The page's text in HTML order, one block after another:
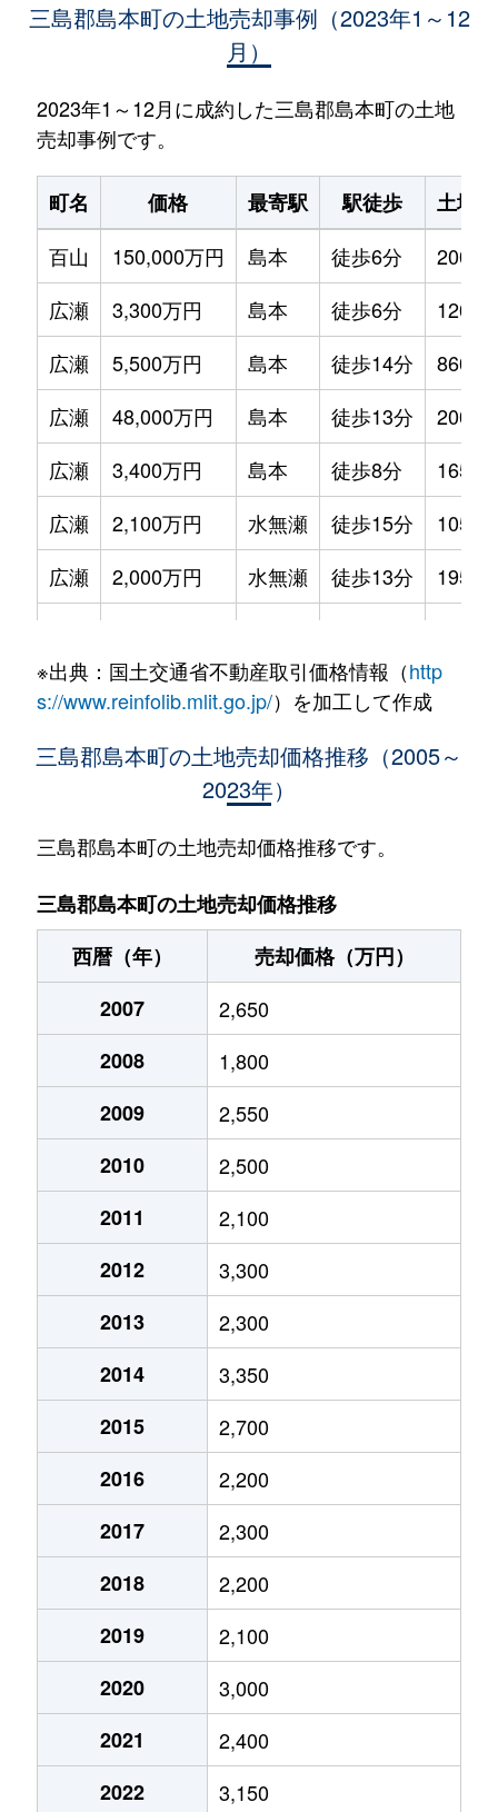
三島郡島本町の土地売却事例（2023年1～12
月）
2023年1～12月に成約した三島郡島本町の土地
売却事例です。
町名 価格 最寄駅 駅徒歩
土地
百山
150,000万円 島本 徒歩6分
広瀬
3,300万円 島本 徒歩6分
120m²
広瀬
5,500万円 島本 徒歩14分
860m²
広瀬
48,000万円 島本 徒歩13分
広瀬
3,400万円 島本 徒歩8分
165m²
広瀬
2,100万円 水無瀬 徒歩15分
105m²
広瀬
2,000万円 水無瀬 徒歩13分
195m²
広瀬
8,200万円 水無瀬 徒歩11分 530m²
※出典：国土交通省不動産取引価格情報（http
s://www.reinfolib.mlit.go.jp/）を加工して作成
三島郡島本町の土地売却価格推移（2005～
2023年）
三島郡島本町の土地売却価格推移です。
三島郡島本町の土地売却価格推移
西暦（年）
売却価格（万円）
2007
2,650
2008
1,800
2009
2,550
2010
2,500
2011
2,100
2012
3,300
2013
2,300
2014
3,350
2015
2,700
2016
2,200
2017
2,300
2018
2,200
2019
2,100
2020
3,000
2021
2,400
2022
3,150